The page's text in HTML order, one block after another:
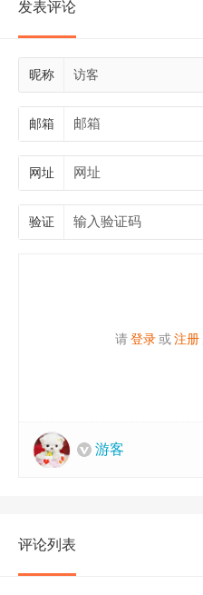
发表评论
昵称
邮箱
网址
验证
请 登录 或 注册
游客
评论列表